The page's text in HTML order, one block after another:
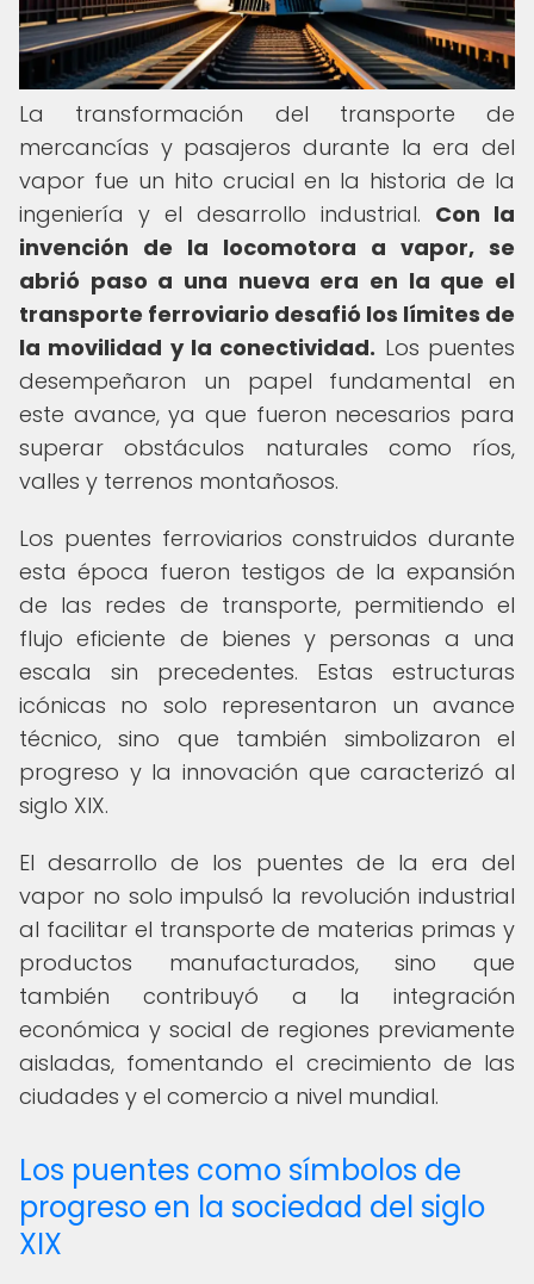
La transformación del transporte de
mercancías y pasajeros durante la era del
vapor fue un hito crucial en la historia de la
ingeniería y el desarrollo industrial. Con la
invención de la locomotora a vapor, se
abrió paso a una nueva era en la que el
transporte ferroviario desafió los límites de
la movilidad y la conectividad. Los puentes
desempeñaron un papel fundamental en
este avance, ya que fueron necesarios para
superar obstáculos naturales como ríos,
valles y terrenos montañosos.
Los puentes ferroviarios construidos durante
esta época fueron testigos de la expansión
de las redes de transporte, permitiendo el
flujo eficiente de bienes y personas a una
escala sin precedentes. Estas estructuras
icónicas no solo representaron un avance
técnico, sino que también simbolizaron el
progreso y la innovación que caracterizó al
siglo XIX.
El desarrollo de los puentes de la era del
vapor no solo impulsó la revolución industrial
al facilitar el transporte de materias primas y
productos manufacturados, sino que
también contribuyó a la integración
económica y social de regiones previamente
aisladas, fomentando el crecimiento de las
ciudades y el comercio a nivel mundial.
Los puentes como símbolos de
progreso en la sociedad del siglo
XIX